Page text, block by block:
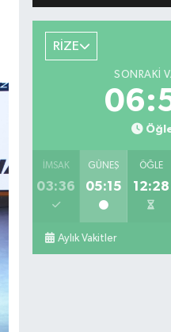
RİZE
SONRAKI
İMSAK
03:36
GÜNEŞ
05:15
ÖĞLE
12:28
Aylık Vakitler